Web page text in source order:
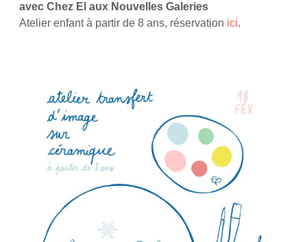
avec Chez El aux Nouvelles Galeries
Atelier enfant à partir de 8 ans, réservation ici.